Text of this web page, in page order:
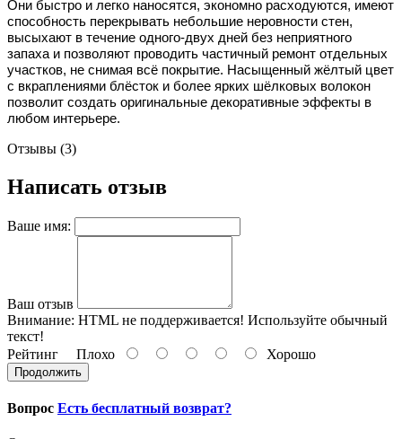
Они быстро и легко наносятся, экономно расходуются, имеют
способность перекрывать небольшие неровности стен,
высыхают в течение одного-двух дней без неприятного
запаха и позволяют проводить частичный ремонт отдельных
участков, не снимая всё покрытие. Насыщенный жёлтый цвет
с вкраплениями блёсток и более ярких шёлковых волокон
позволит создать оригинальные декоративные эффекты в
любом интерьере.
Отзывы (3)
Написать отзыв
Ваше имя:
Ваш отзыв
Внимание: HTML не поддерживается! Используйте обычный
текст!
Рейтинг Плохо Хорошо
Продолжить
Вопрос Есть бесплатный возврат?